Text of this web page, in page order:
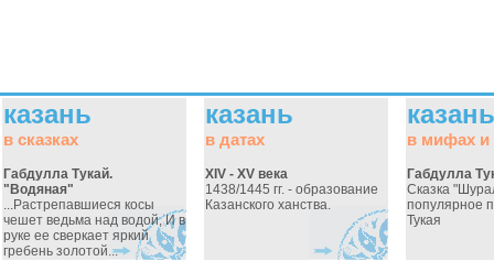
казань
в сказках
Габдулла Тукай.
"Водяная"
...Растрепавшиеся косы
чешет ведьма над водой, И в
руке ее сверкает яркий
гребень золотой...
казань
в датах
XIV - XV века
1438/1445 гг. - образование
Казанского ханства.
казань
в мифах и
Габдулла
Сказка
популярное
Тукая